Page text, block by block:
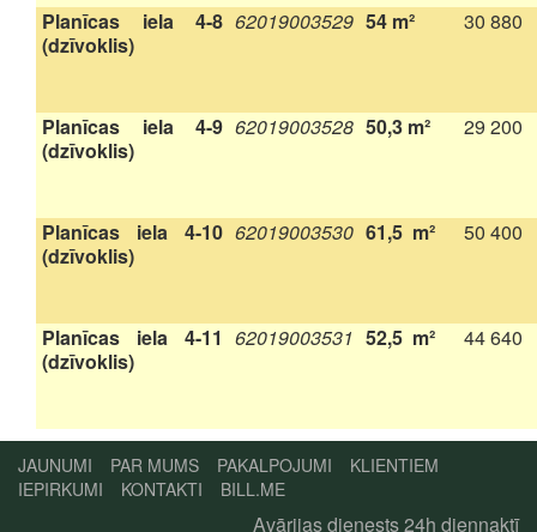
Planīcas iela 4-8
(dzīvoklis)
62019003529 54 m² 30 880
Planīcas iela 4-9
(dzīvoklis)
62019003528 50,3 m² 29 200
Planīcas iela 4-10
(dzīvoklis)
62019003530 61,5 m² 50 400
Planīcas iela 4-11
(dzīvoklis)
62019003531 52,5 m² 44 640
JAUNUMI PAR MUMS PAKALPOJUMI
KLIENTIEM
IEPIRKUMI
KONTAKTI BILL.ME
Avārijas dienests 24h diennaktī